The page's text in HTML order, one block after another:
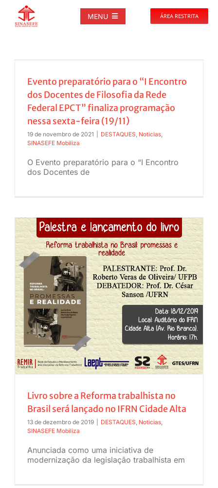
MENU
PUBLICAÇÕES
DOCUMENTOS
GALERIAS
JURÍDICO
CLUBE
CONTATO
ÁREA RESTRITA
Evento preparatório para o “I Encontro
dos Docentes de Filosofia da Rede
Federal EPCT” finaliza programação
nessa sexta-feira (19/11)
19 de novembro de 2021 DESTAQUES Noticias
SINASEFE Mobiliza
O Evento preparatório para o “I Encontro
dos Docentes de
Livro sobre a Reforma trabalhista no
Brasil será lançado no IFRN Cidade Alta
13 de dezembro de 2019 DESTAQUES, Noticias,
SINASEFE Mobiliza
Anunciada como uma iniciativa de
modernização da legislação trabalhista em